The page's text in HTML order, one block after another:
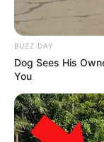
BUZZ DAY
Dog Sees His
You